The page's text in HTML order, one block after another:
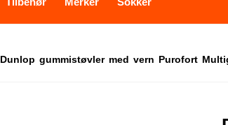
Dunlop gummistøvler med vern Purofort